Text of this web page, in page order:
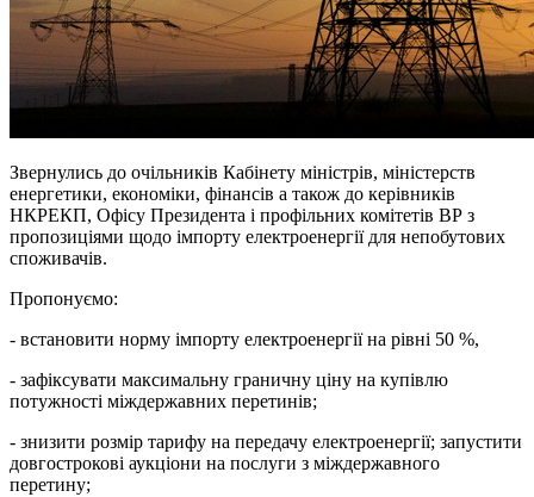
Звернулись до очільників Кабінету міністрів, міністерств
енергетики, економіки, фінансів а також до керівників
НКРЕКП, Офісу Президента і профільних комітетів ВР з
пропозиціями щодо імпорту електроенергії для непобутових
споживачів.
Пропонуємо:
- встановити норму імпорту електроенергії на рівні 50 %,
- зафіксувати максимальну граничну ціну на купівлю
потужності міждержавних перетинів;
- знизити розмір тарифу на передачу електроенергії; запустити
довгострокові аукціони на послуги з міждержавного
перетину;